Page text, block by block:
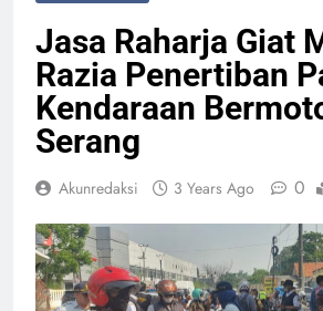
Jasa Raharja Giat
Razia Penertiban
Kendaraan
Serang
Akunredaksi 3 Years Ago 0